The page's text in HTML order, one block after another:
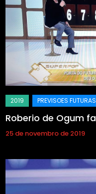
Roberio de Ogum
25 de novembro de 2019